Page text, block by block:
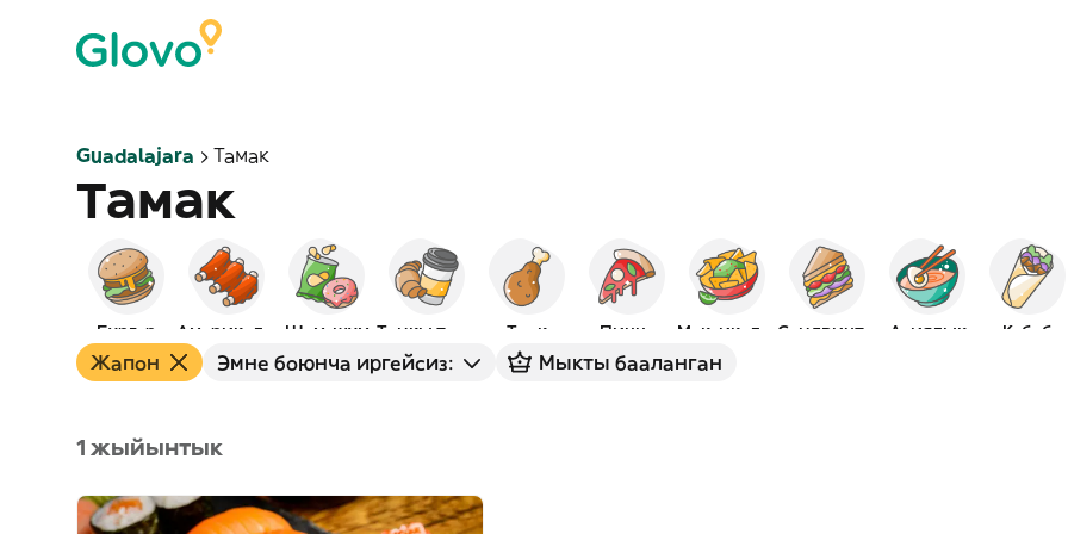
Guadalajara Тамак
Тамак
Бургер Шам-шум Тоок Пицца Сэндвичтер Азиялык Кебаб
Жапон Эмне боюнча иргейсиз: Мыкты бааланган
1 жыйынтык